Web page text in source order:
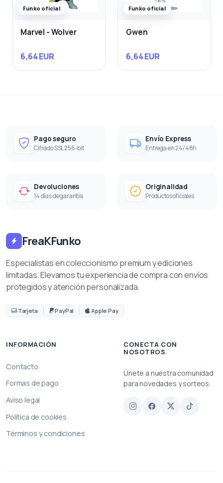
Funko oficial
Marvel - Wolver
6,64 EUR
Funko oficial
Gwen
6,64 EUR
Pago seguro
Cifrado SSL 256-bit
Envío Express
Entrega en 24/48h
Devoluciones
14 días de garantía
Originalidad
Productos oficiales
FreaKFunko
Especialistas en coleccionismo premium y ediciones
limitadas. Elevamos tu experiencia de compra con envíos
protegidos y atención personalizada.
Tarjeta PayPal Apple Pay
INFORMACIÓN
Contacto
Formas de pago
Aviso legal
Política de cookies
Términos y condiciones
CONECTA CON
NOSOTROS
Únete a nuestra comunidad
para novedades y sorteos.